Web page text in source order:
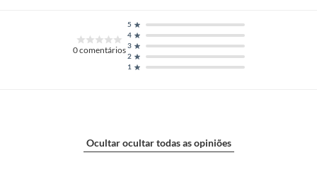
0comentários
1
2
3
4
5
Ocultar ocultar todas as opiniões